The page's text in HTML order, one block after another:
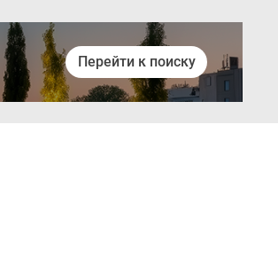
Перейти к поиску